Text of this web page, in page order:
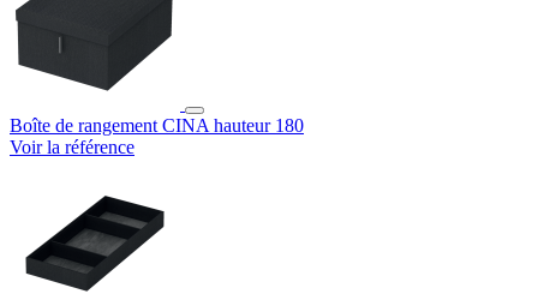
Boîte de rangement CINA hauteur 180
Voir la référence